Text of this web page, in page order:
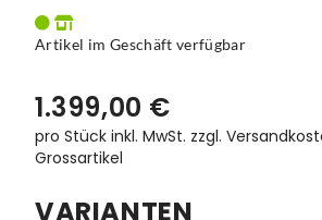
Unterwäsche
Schaltung
Steuersätze
Schlösser
Single Speed
Artikel im Geschäft verfügbar
1.399,00 €
pro Stück inkl. MwSt. zzgl.
Grossartikel
VARIANTEN